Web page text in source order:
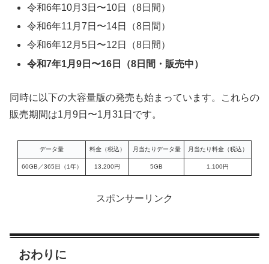
令和6年10月3日〜10日（8日間）
令和6年11月7日〜14日（8日間）
令和6年12月5日〜12日（8日間）
令和7年1月9日〜16日（8日間・販売中）
同時に以下の大容量版の発売も始まっています。これらの
販売期間は1月9日〜1月31日です。
データ量 料金（税込） 月当たりデータ量 月当たり料金（税込）
60GB／365日（1年） 13,200円 5GB 1,100円
スポンサーリンク
おわりに